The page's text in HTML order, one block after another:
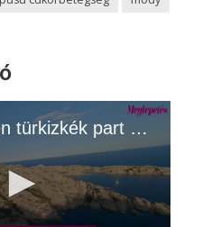
Ez az érintetlen türkizkék part Európa Tahitije